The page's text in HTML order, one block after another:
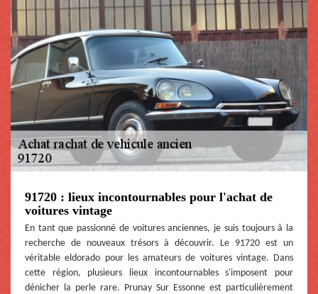
91720 : lieux incontournables pour l'achat de
voitures vintage
En tant que passionné de voitures anciennes, je suis toujours à la
recherche de nouveaux trésors à découvrir. Le 91720 est un
véritable eldorado pour les amateurs de voitures vintage. Dans
cette région, plusieurs lieux incontournables s'imposent pour
dénicher la perle rare. Prunay Sur Essonne est particulièrement